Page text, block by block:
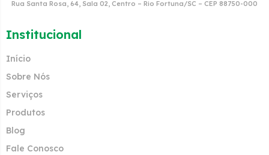
Rua Santa Rosa, 64, Sala 02, Centro – Rio Fortuna/SC – CEP 88750-000
Institucional
Início
Sobre Nós
Serviços
Produtos
Blog
Fale Conosco